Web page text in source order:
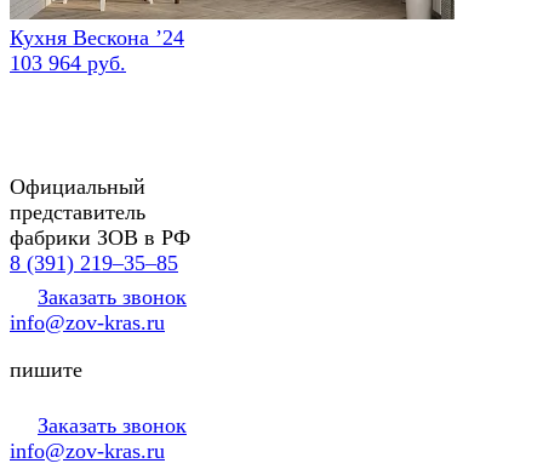
Кухня Вескона ’24
103 964 руб.
Официальный
представитель
фабрики ЗОВ в РФ
8 (391) 219‒35‒85
Заказать звонок
info@zov-kras.ru
пишите
Заказать звонок
info@zov-kras.ru